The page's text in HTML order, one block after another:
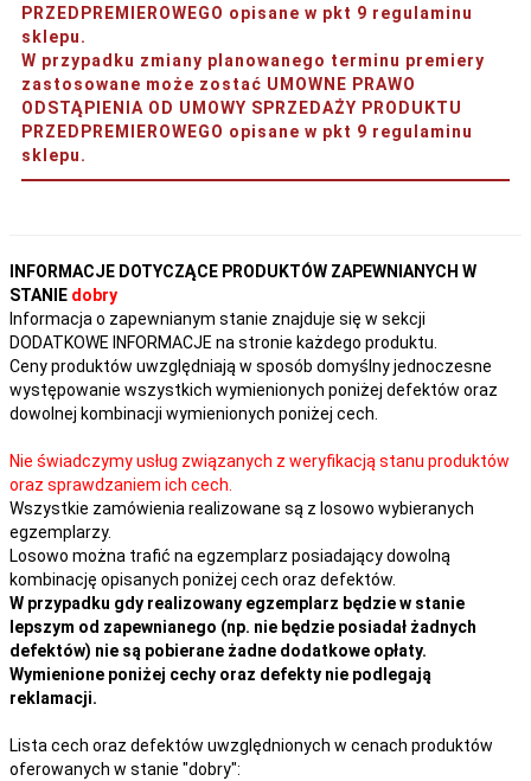
PRZEDPREMIEROWEGO opisane w pkt 9 regulaminu
sklepu.
W przypadku zmiany planowanego terminu premiery
zastosowane może zostać UMOWNE PRAWO
ODSTĄPIENIA OD UMOWY SPRZEDAŻY PRODUKTU
PRZEDPREMIEROWEGO opisane w pkt 9 regulaminu
sklepu.
INFORMACJE DOTYCZĄCE PRODUKTÓW ZAPEWNIANYCH W
STANIE dobry
Informacja o zapewnianym stanie znajduje się w sekcji
DODATKOWE INFORMACJE na stronie każdego produktu.
Ceny produktów uwzględniają w sposób domyślny jednoczesne
występowanie wszystkich wymienionych poniżej defektów oraz
dowolnej kombinacji wymienionych poniżej cech.
Nie świadczymy usług związanych z weryfikacją stanu produktów
oraz sprawdzaniem ich cech.
Wszystkie zamówienia realizowane są z losowo wybieranych
egzemplarzy.
Losowo można trafić na egzemplarz posiadający dowolną
kombinację opisanych poniżej cech oraz defektów.
W przypadku gdy realizowany egzemplarz będzie w stanie
lepszym od zapewnianego (np. nie będzie posiadał żadnych
defektów) nie są pobierane żadne dodatkowe opłaty.
Wymienione poniżej cechy oraz defekty nie podlegają
reklamacji.
Lista cech oraz defektów uwzględnionych w cenach produktów
oferowanych w stanie "dobry":